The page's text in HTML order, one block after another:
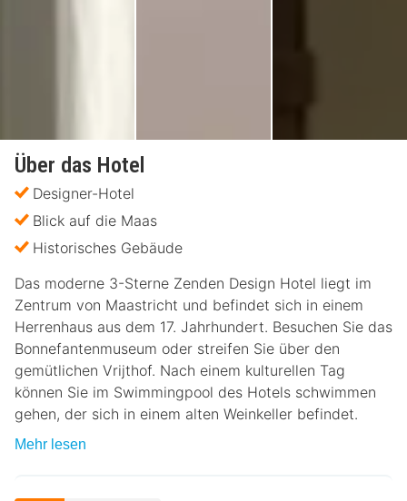
Über das Hotel
Designer-Hotel
Blick auf die Maas
Historisches Gebäude
Das moderne 3-Sterne Zenden Design Hotel liegt im
Zentrum von Maastricht und befindet sich in einem
Herrenhaus aus dem 17. Jahrhundert. Besuchen Sie das
Bonnefantenmuseum oder streifen Sie über den
gemütlichen Vrijthof. Nach einem kulturellen Tag
können Sie im Swimmingpool des Hotels schwimmen
gehen, der sich in einem alten Weinkeller befindet.
Mehr lesen